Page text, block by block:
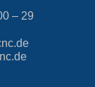
– 29